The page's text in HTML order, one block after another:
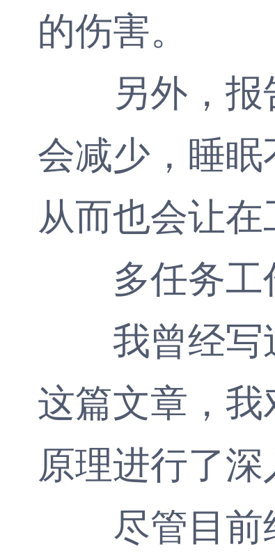
的伤害。
另外，报
会减少，睡眠
从而也会让在
多任务工
我曾经写过
这篇文章，
原理进行了深
尽管目前